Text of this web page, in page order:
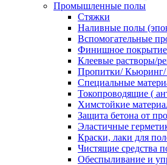
Промышленные полы
Стяжки
Наливные полы
Вспомогательные
Финишное покрытие
Клеевые растворы/
Пропитки/
Специальные
Токопроводящие (
Химстойкие
Защита бетона от
Эластичные
Краски, лаки для
Чистящие средства
Обеспыливание и